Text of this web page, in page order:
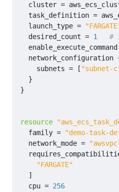
cluster =
task_definition =
launch_type =
desired_count = 1
enable_execute_command
network_configuration
subnets = [ "subnet-
}
}
resource
family =
"demo-task-
network_mode =
"FARGATE"
]
cpu = 256